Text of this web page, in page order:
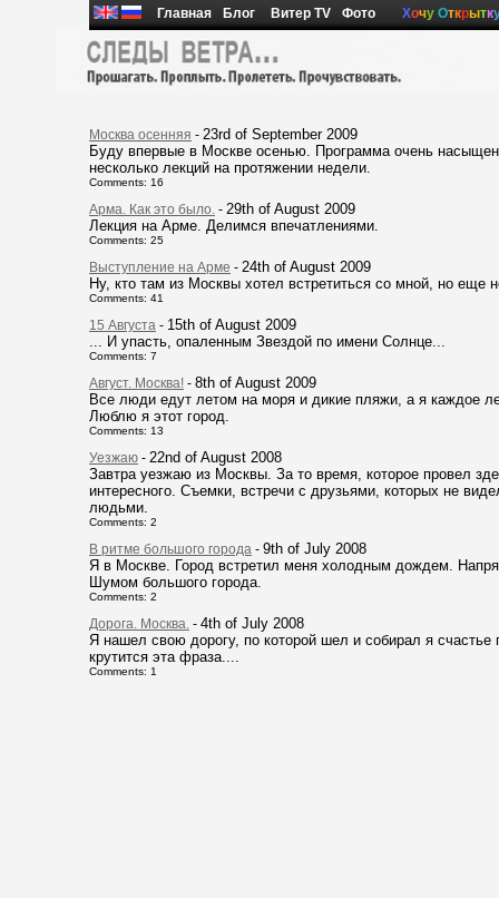
Главная Блог Витер TV Фото Хочу Открытк
Москва осенняя - 23rd of September 2009
Буду впервые в Москве осенью. Программа очень
несколько лекций на протяжении недели.
Comments: 16
Арма. Как это было. - 29th of August 2009
Лекция на Арме. Делимся впечатлениями.
Comments: 25
Выступление на Арме - 24th of August 2009
Ну, кто там из Москвы хотел встретиться со мной, но еще
Comments: 41
15 Августа - 15th of August 2009
... И упасть, опаленным Звездой по имени Солнце...
Comments: 7
Август. Москва! - 8th of August 2009
Все люди едут летом на моря и дикие пляжи, а я каждое
Люблю я этот город.
Comments: 13
Уезжаю - 22nd of August 2008
Завтра уезжаю из Москвы. За то время, которое провел
интересного. Съемки, встречи с друзьями, которых не
людьми.
Comments: 2
В ритме большого города - 9th of July 2008
Я в Москве. Город встретил меня холодным дождем.
Шумом большого города.
Comments: 2
Дорога. Москва. - 4th of July 2008
Я нашел свою дорогу, по которой шел и собирал я счастье
крутится эта фраза....
Comments: 1